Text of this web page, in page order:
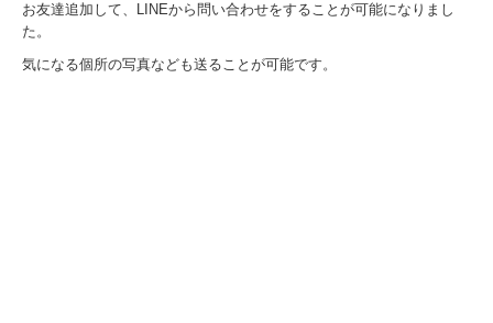
お友達追加して、LINEから問い合わせをすることが可能になりまし
た。
気になる個所の写真なども送ることが可能です。